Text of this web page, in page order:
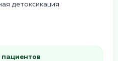
детоксикация
пациентов